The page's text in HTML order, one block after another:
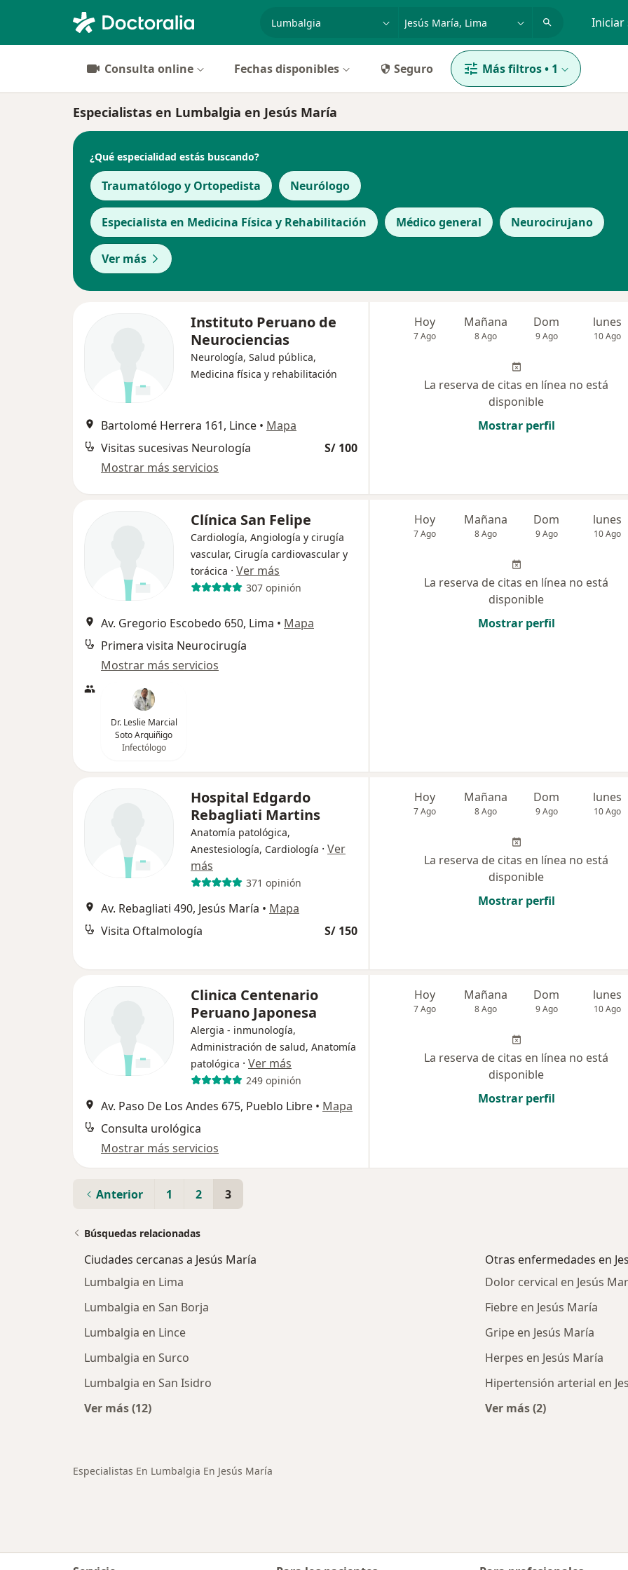
especialidad, enfermedad o nombre
p. ej. Lima Iniciar
Consulta online Fechas disponibles Seguro Más filtros• 1
Especialistas en Lumbalgia en Jesús María
¿Qué especialidad estás buscando?
Traumatólogo y Ortopedista Neurólogo
Especialista en Medicina Física y Rehabilitación Médico general Neurocirujano
Ver más
Instituto Peruano de
Neurociencias
Neurología, Salud pública,
Medicina física y rehabilitación
Bartolomé Herrera 161, Lince • Mapa
Visitas sucesivas Neurología
S/ 100
Mostrar más servicios
Hoy
7 Ago
Mañana
8 Ago
Dom
9 Ago
lunes
10 Ago
La reserva de citas en línea no está
disponible
Mostrar perfil
Clínica San Felipe
Cardiología, Angiología y cirugía
vascular, Cirugía cardiovascular y
torácica · Ver más
307 opinión
Av. Gregorio Escobedo 650, Lima • Mapa
Primera visita Neurocirugía
Mostrar más servicios
Dr. Leslie Marcial
Soto Arquiñigo
Infectólogo
Hoy
7 Ago
Mañana
8 Ago
Dom
9 Ago
lunes
10 Ago
La reserva de citas en línea no está
disponible
Mostrar perfil
Hospital Edgardo
Rebagliati Martins
Anatomía patológica,
Anestesiología, Cardiología · Ver
más
371 opinión
Av. Rebagliati 490, Jesús María • Mapa
Visita Oftalmología
S/ 150
Hoy
7 Ago
Mañana
8 Ago
Dom
9 Ago
lunes
10 Ago
La reserva de citas en línea no está
disponible
Mostrar perfil
Clinica Centenario
Peruano Japonesa
Alergia - inmunología,
Administración de salud, Anatomía
patológica · Ver más
249 opinión
Av. Paso De Los Andes 675, Pueblo Libre • Mapa
Consulta urológica
Mostrar más servicios
Hoy
7 Ago
Mañana
8 Ago
Dom
9 Ago
lunes
10 Ago
La reserva de citas en línea no está
disponible
Mostrar perfil
Anterior 1 2 3
Búsquedas relacionadas
Ciudades cercanas a Jesús María
Lumbalgia en Lima
Lumbalgia en San Borja
Lumbalgia en Lince
Lumbalgia en Surco
Lumbalgia en San Isidro
Ver más (12)
Otras enfermedades en
Dolor cervical en Jesús
Fiebre en Jesús María
Gripe en Jesús María
Herpes en Jesús María
Hipertensión arterial en
Ver más (2)
Especialistas En Lumbalgia En Jesús María